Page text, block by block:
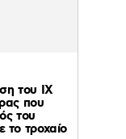
του ΙΧ
που
του
το τροχαίο